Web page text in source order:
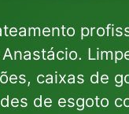
caixas de
de esgoto